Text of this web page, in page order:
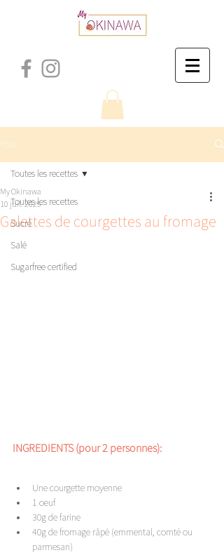
Post
Toutes les recettes
Sucré
Salé
Sugarfree certified
Toutes les recettes
Galettes de courgettes au fromage
My Okinawa
10 juil. 2025
INGREDIENTS (pour 2 personnes):
Une courgette moyenne
1 oeuf
30g de farine
40g de fromage râpé (emmental, comté ou
parmesan)